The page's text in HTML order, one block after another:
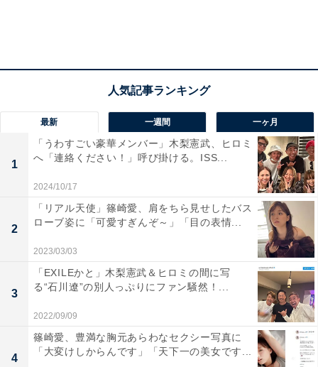
最新 一週間 一ヶ月
1
「うわすごい豪華メンバー」木梨憲武、ヒロミ
へ「連絡ください！」呼び掛ける。ISS...
2024/10/17
2
「リアル天使」篠崎愛、肩をちら見せしたバス
ローブ姿に「可愛すぎんぞ～」「目の表情...
2023/03/03
3
「EXILEかと」木梨憲武＆ヒロミの間に写
る“石川遼”の別人っぷりにファン騒然！...
2022/09/09
4
篠崎愛、豊満な胸元あらわなセクシー写真に
「大変けしからんです」「天下一の美女です...